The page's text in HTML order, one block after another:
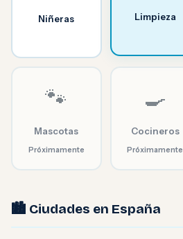
Niñeras Limpieza
🐾
Mascotas
Próximamente
🍳
Cocineros
Próximamente
🏙️ Ciudades en España